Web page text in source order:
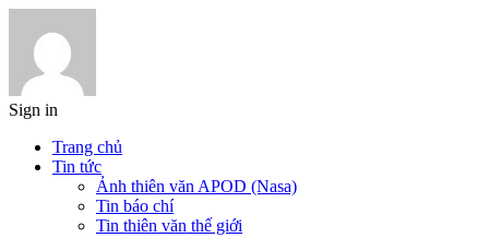
Sign in
Trang chủ
Tin tức
Ảnh thiên văn APOD (Nasa)
Tin báo chí
Tin thiên văn thế giới